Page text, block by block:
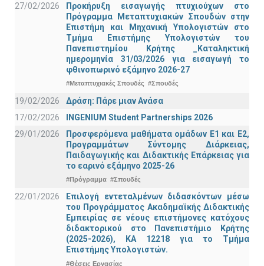
27/02/2026
Προκήρυξη εισαγωγής πτυχιούχων στo
Πρόγραμμα Μεταπτυχιακών Σπουδών στην
Επιστήμη και Μηχανική Υπολογιστών στο
Τμήμα Eπιστήμης Υπολογιστών του
Πανεπιστημίου Κρήτης _Καταληκτική
ημερομηνία 31/03/2026 για εισαγωγή το
φθινοπωρινό εξάμηνο 2026-27
#Μεταπτυχιακές Σπουδές #Σπουδές
19/02/2026
Δράση: Πάρε μιαν Ανάσα
17/02/2026
INGENIUM Student Partnerships 2026
29/01/2026
Προσφερόμενα μαθήματα ομάδων Ε1 και Ε2,
Προγραμμάτων Σύντομης Διάρκειας,
Παιδαγωγικής και Διδακτικής Επάρκειας για
το εαρινό εξάμηνο 2025-26
#Πρόγραμμα #Σπουδές
22/01/2026
Επιλογή εντεταλμένων διδασκόντων μέσω
του Προγράμματος Ακαδημαϊκής Διδακτικής
Εμπειρίας σε νέους επιστήμονες κατόχους
διδακτορικού στο Πανεπιστήμιο Κρήτης
(2025-2026), ΚΑ 12218 για το Τμήμα
Επιστήμης Υπολογιστών.
#Θέσεις Εργασίας